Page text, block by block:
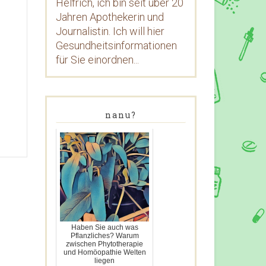
Helfrich, ich bin seit über 20
Jahren Apothekerin und
Journalistin. Ich will hier
Gesundheitsinformationen
für Sie einordnen...
nanu?
Haben Sie auch was
Pflanzliches? Warum
zwischen Phytotherapie
und Homöopathie Welten
liegen